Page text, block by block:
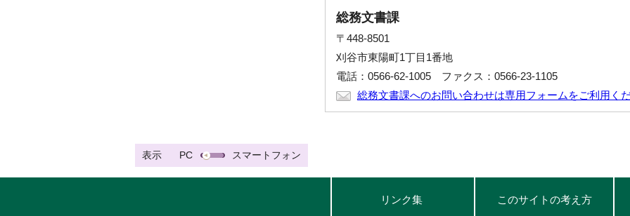
総務文書課
〒448-8501
刈谷市東陽町1丁目1番地
電話：0566-62-1005 ファクス：0566-23-1105
総務文書課へのお問い合わせは専用フォームをご利用くだ
表示 PC スマートフォン
リンク集 このサイトの考え方